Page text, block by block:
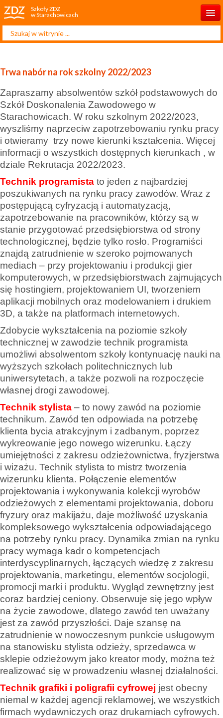
Szkoły ZDZ
w Starachowicach
Start
Rekrutacja 2025/2026
Dla ucznia
Dla rodzica
Projekty
Kontakt
Szukaj...
Trwa nabór na rok szkolny 2022/2023
Zapraszamy absolwentów szkół podstawowych do
Szkół Doskonalenia Zawodowego w
Starachowicach. W roku szkolnym 2022/2023,
wyszliśmy naprzeciw zapotrzebowaniu rynku pracy
i otwieramy trzy nowe kierunki kształcenia. Więcej
informacji o wszystkich dostępnych kierunkach , w
dziale Rekrutacja 2022/2023.
Technik programista to jeden z najbardziej
poszukiwanych na rynku pracy zawodów. Wraz z
postępującą cyfryzacją i automatyzacją,
zapotrzebowanie na pracowników, którzy są w
stanie przygotować przedsiębiorstwa od strony
technologicznej, będzie tylko rosło. Programiści
znajdą zatrudnienie w szeroko pojmowanych
mediach – przy projektowaniu i produkcji gier
komputerowych, w przedsiębiorstwach zajmujących
się hostingiem, projektowaniem UI, tworzeniem
aplikacji mobilnych oraz modelowaniem i drukiem
3D, a także na platformach internetowych.
Zdobycie wykształcenia na poziomie szkoły
technicznej w zawodzie technik programista
umożliwi absolwentom szkoły kontynuację nauki na
wyższych szkołach politechnicznych lub
uniwersytetach, a także pozwoli na rozpoczęcie
własnej drogi zawodowej.
Technik stylista – to nowy zawód na poziomie
technikum. Zawód ten odpowiada na potrzebę
klienta bycia atrakcyjnym i zadbanym, poprzez
wykreowanie jego nowego wizerunku. Łączy
umiejętności z zakresu odzieżownictwa, fryzjerstwa
i wizażu. Technik stylista to mistrz tworzenia
wizerunku klienta. Połączenie elementów
projektowania i wykonywania kolekcji wyrobów
odzieżowych z elementami projektowania, doboru
fryzury oraz makijażu, daje możliwość uzyskania
kompleksowego wykształcenia odpowiadającego
na potrzeby rynku pracy. Dynamika zmian na rynku
pracy wymaga kadr o kompetencjach
interdyscyplinarnych, łączących wiedzę z zakresu
projektowania, marketingu, elementów socjologii,
promocji marki i produktu. Wygląd zewnętrzny jest
coraz bardziej ceniony. Obserwuje się jego wpływ
na życie zawodowe, dlatego zawód ten uważany
jest za zawód przyszłości. Daje szansę na
zatrudnienie w nowoczesnym punkcie usługowym
na stanowisku stylista odzieży, sprzedawca w
sklepie odzieżowym jako kreator mody, można też
realizować się w prowadzeniu własnej działalności.
Technik grafiki i poligrafii cyfrowej jest obecny
niemal w każdej agencji reklamowej, we wszystkich
firmach wydawniczych oraz drukarniach cyfrowych.